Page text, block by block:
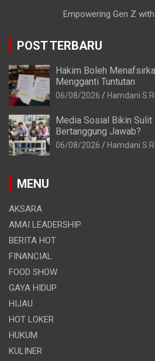
Empowering Gen Z
POST TERBARU
Hakim Boleh
Mengganti Tuntutan
06/08/2026 Hamdani S
Media Sosial Bikin Sulit
Bertanggung Jawab?
06/08/2026 Hamdani S
MENU
AKSARA
AMAI LEADERSHIP
BERITA HOT
FINANCIAL
FOOD SHOW
GAYA HIDUP
HIJAU
HOT LOKER
HUKUM
KULINER